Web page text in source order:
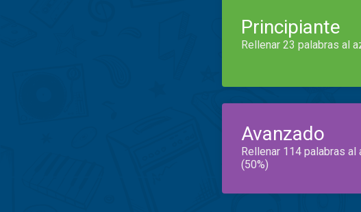
Principiante
Rellenar 23 palabras al
Avanzado
Rellenar 114 palabras al
(50%)